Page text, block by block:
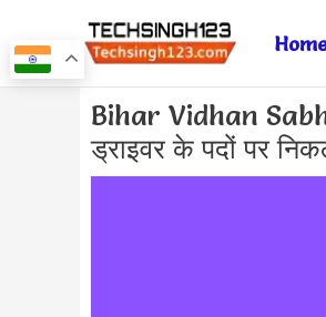
to
Bihar Vidhan Sabha
ड्राइवर के पदों पर
Post
navigation